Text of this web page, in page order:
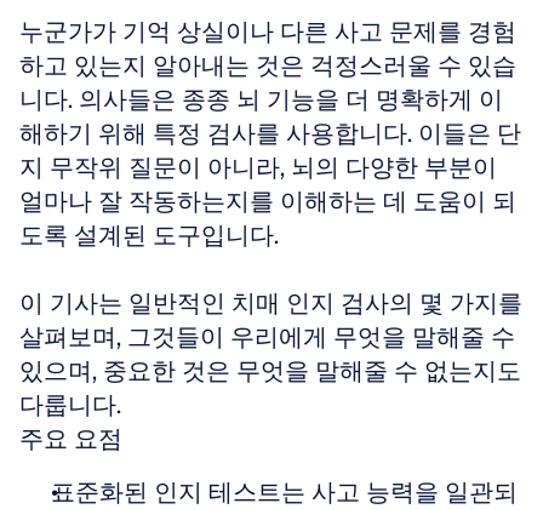
누군가가 기억 상실이나 다른 사고 문제를 경험
하고 있는지 알아내는 것은 걱정스러울 수 있습
니다. 의사들은 종종 뇌 기능을 더 명확하게 이
해하기 위해 특정 검사를 사용합니다. 이들은 단
지 무작위 질문이 아니라, 뇌의 다양한 부분이
얼마나 잘 작동하는지를 이해하는 데 도움이 되
도록 설계된 도구입니다.
이 기사는 일반적인 치매 인지 검사의 몇 가지를
살펴보며, 그것들이 우리에게 무엇을 말해줄 수
있으며, 중요한 것은 무엇을 말해줄 수 없는지도
다룹니다.
주요 요점
표준화된 인지 테스트는 사고 능력을 일관되